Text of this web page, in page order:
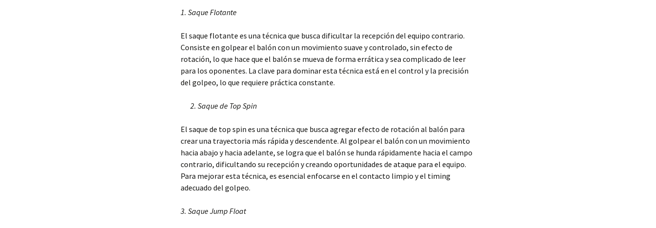
1. Saque Flotante
El saque flotante es una técnica que busca dificultar la recepción del equipo contrario.
Consiste en golpear el balón con un movimiento suave y controlado, sin efecto de
rotación, lo que hace que el balón se mueva de forma errática y sea complicado de leer
para los oponentes. La clave para dominar esta técnica está en el control y la precisión
del golpeo, lo que requiere práctica constante.
2. Saque de Top Spin
El saque de top spin es una técnica que busca agregar efecto de rotación al balón para
crear una trayectoria más rápida y descendente. Al golpear el balón con un movimiento
hacia abajo y hacia adelante, se logra que el balón se hunda rápidamente hacia el campo
contrario, dificultando su recepción y creando oportunidades de ataque para el equipo.
Para mejorar esta técnica, es esencial enfocarse en el contacto limpio y el timing
adecuado del golpeo.
3. Saque Jump Float